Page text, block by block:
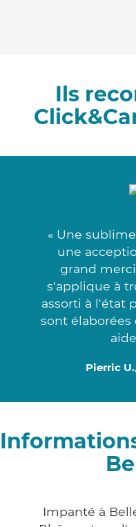
Ils
« Une
une
grand
s'applique à
assorti à l'état
sont élaborées
Pierric U.
Impanté à